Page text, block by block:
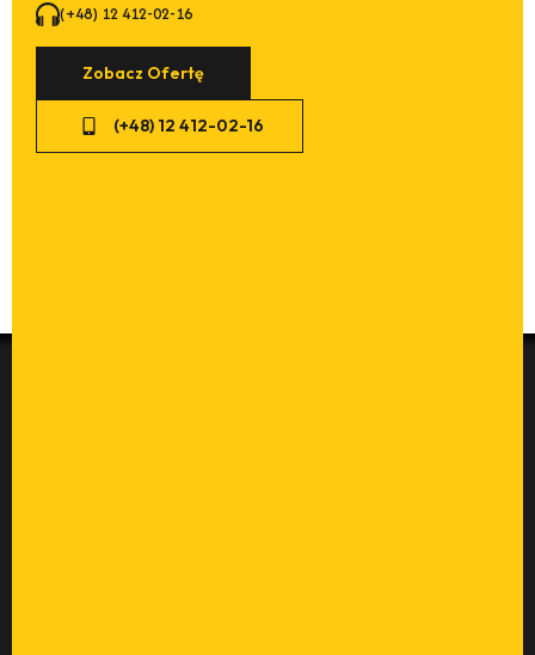
(+48) 12 412-02-16
Zobacz Ofertę
(+48) 12 412-02-16